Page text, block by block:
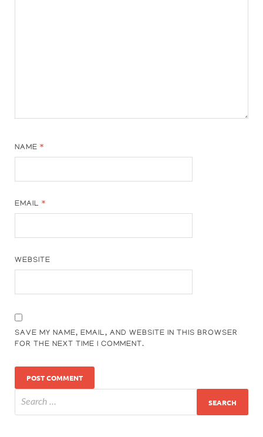
NAME*
EMAIL*
WEBSITE
SAVE MY NAME, EMAIL, AND WEBSITE IN THIS BROWSER
FOR THE NEXT TIME I COMMENT.